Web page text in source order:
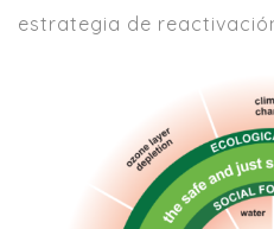
estrategia de